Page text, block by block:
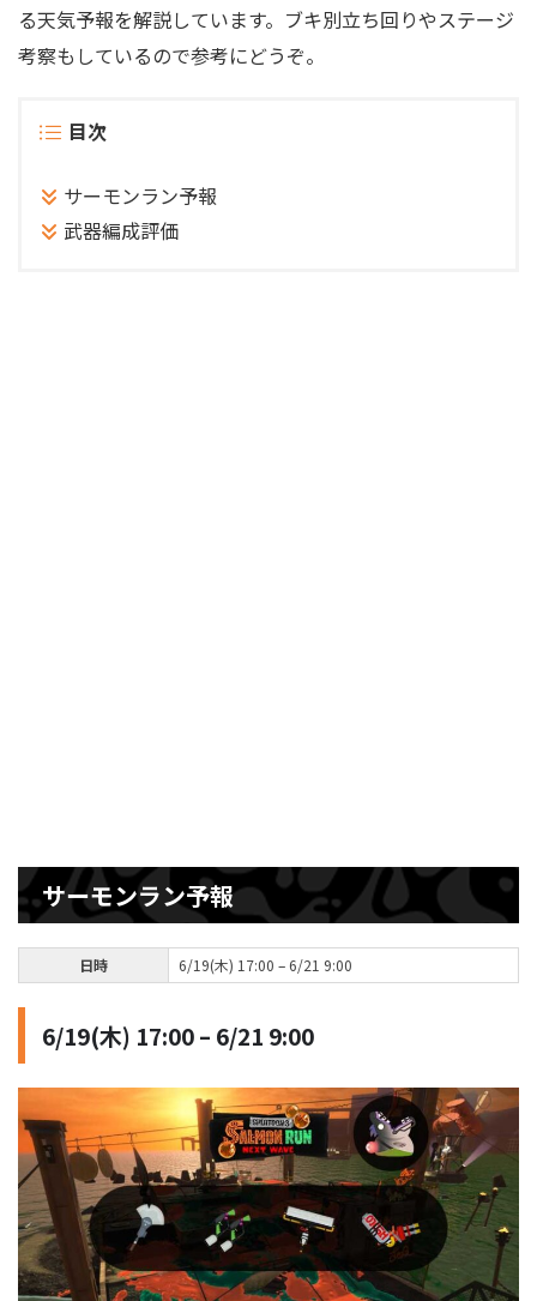
る天気予報を解説しています。ブキ別立ち回りやステージ
考察もしているので参考にどうぞ。
目次
サーモンラン予報
武器編成評価
サーモンラン予報
日時 6/19(木) 17:00 – 6/21 9:00
6/19(木) 17:00 – 6/21 9:00